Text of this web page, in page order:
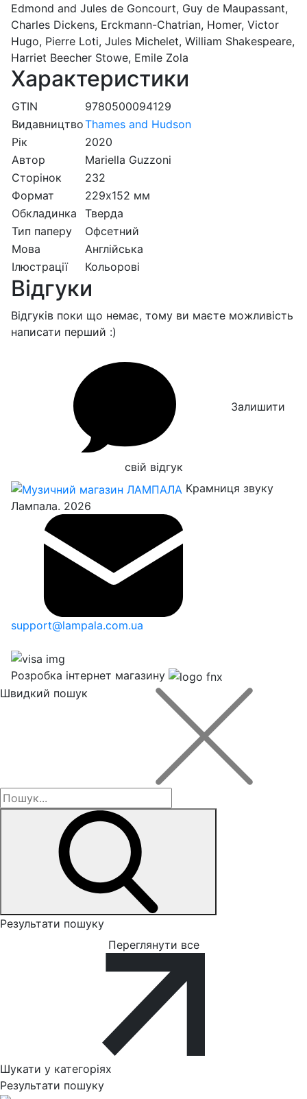
Edmond and Jules de Goncourt, Guy de Maupassant,
Charles Dickens, Erckmann-Chatrian, Homer, Victor
Hugo, Pierre Loti, Jules Michelet, William Shakespeare,
Harriet Beecher Stowe, Emile Zola
Характеристики
GTIN
9780500094129
ВидавництвоThames and Hudson
Рік
2020
Автор
Mariella Guzzoni
Сторінок
232
Формат
229х152 мм
Обкладинка
Тверда
Тип паперу
Офсетний
Мова
Англійська
Ілюстрації
Кольорові
Відгуки
Відгуків поки що немає, тому ви маєте можливість
написати перший :)
Залишити
свій відгук
Крамниця звуку
Лампала. 2026
support@lampala.com.ua
Розробка інтернет магазину
Швидкий пошук
Результати пошуку
Переглянути все
Шукати у категоріях
Результати пошуку